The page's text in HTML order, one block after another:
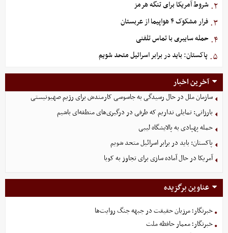
۲. شروط آمریکا برای تنگه هرمز
۳. فرار مشکوک ۴ هواپیما از عربستان
۴. حمله سایبری با تماس تلفنی
۵. پاکستان: باید در برابر اسرائیل متحد شویم
آخرین اخبار
سازمان ملل در حال رسیدگی به جاسوسی کارمندش برای رژیم صهیونیستی
بارزانی: تمایلی نداریم که طرفی در درگیری‌های منطقه‌ای باشیم
حمله پهپادی به پالایشگاه لیبی
پاکستان: باید در برابر اسرائیل متحد شویم
آمریکا در حال آماده سازی برای تجاوز به کوبا
عناوین برگزیده
خبرنگار؛ مرزبان حقیقت در جبهه جنگ روایت‌ها
خبرنگار؛ معمار حافظه ملت